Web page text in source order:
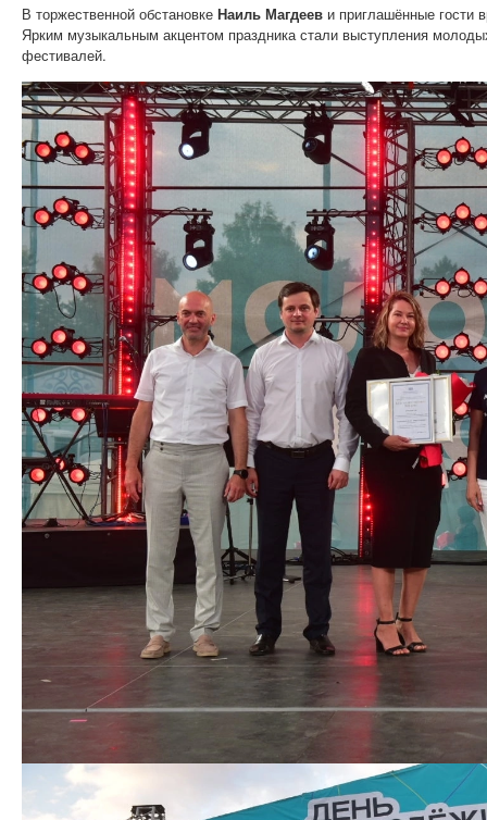
В торжественной обстановке Наиль Магдеев и приглашённые гости
Ярким музыкальным акцентом праздника стали выступления
фестивалей.